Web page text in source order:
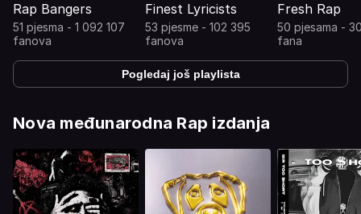
Rap Bangers
51 pjesma - 1 092 107
fanova
Finest Lyricists
53 pjesme - 102 395
fanova
Fresh Rap
50 pjesama -
fana
Pogledaj još playlista
Nova međunarodna Rap izdanja